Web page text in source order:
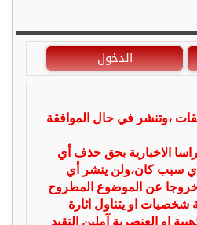
الدخول
،وتنشر في حال الموافقة
الاخبارية بحق حذف أي
سبب كان،ولن ينشر أي
عن الموضوع المطروح
شخصيات او يتناول اثارة
او العنصرية آملين التقيد